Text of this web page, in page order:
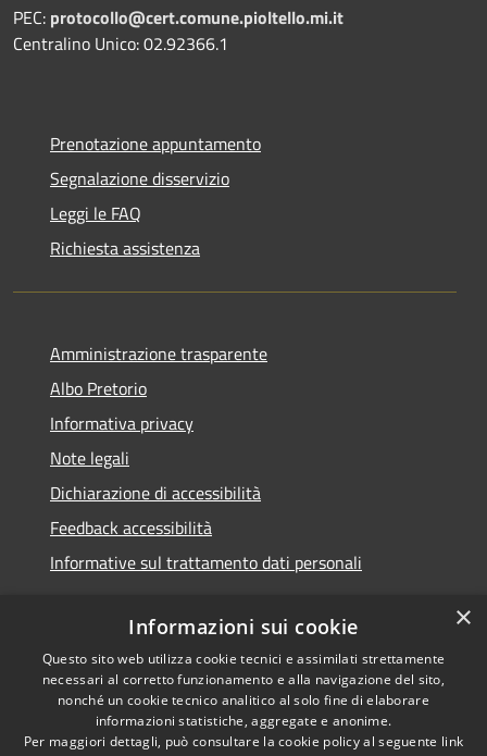
PEC: protocollo@cert.comune.pioltello.mi.it
Centralino Unico: 02.92366.1
Prenotazione appuntamento
Segnalazione disservizio
Leggi le FAQ
Richiesta assistenza
Amministrazione trasparente
Albo Pretorio
Informativa privacy
Note legali
Dichiarazione di accessibilità
Feedback accessibilità
Informative sul trattamento dati personali
RSS
Accessibilità
Cookie
Copyright © 2026 • Comune di
Pioltello • Powered by
Municipium•Accesso
×
Informazioni sui cookie
Questo sito web utilizza cookie tecnici e assimilati strettamente
necessari al corretto funzionamento e alla navigazione del sito,
nonché un cookie tecnico analitico al solo fine di elaborare
informazioni statistiche, aggregate e anonime.
Per maggiori dettagli, può consultare la cookie policy al seguente link